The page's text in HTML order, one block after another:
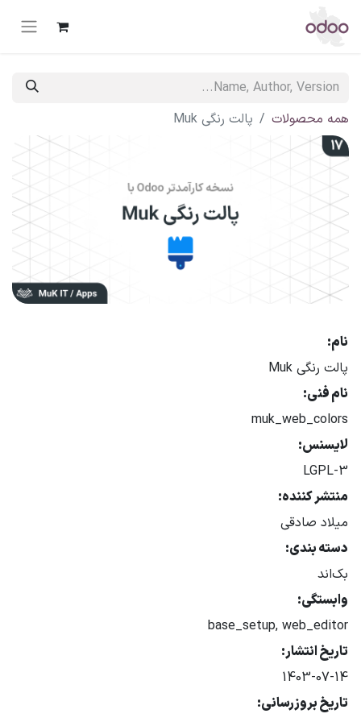
همه محصولات پالت رنگی Muk
نام:
پالت رنگی Muk
نام فنی:
muk_web_colors
لایسنس:
LGPL-3
منتشر کننده:
میلاد صادقی
دسته بندی:
بک‌اند
وابستگی:
base_setup, web_editor
تاریخ انتشار:
1403-07-14
تاریخ بروزرسانی: